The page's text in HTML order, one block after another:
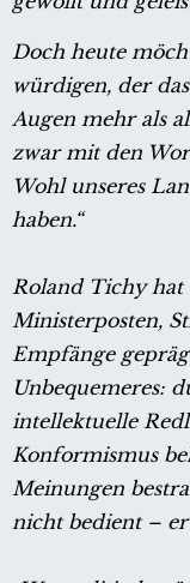
Doch heute
würdigen, der
Augen mehr als
zwar mit den
Wohl unseres
haben.“
Roland Tichy
Ministerposten,
Empfänge
Unbequemeres:
intellektuelle
Konformismus
Meinungen
nicht bedient –